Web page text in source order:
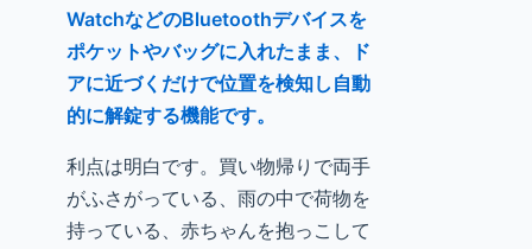
WatchなどのBluetoothデバイスを
ポケットやバッグに入れたまま、ド
アに近づくだけで位置を検知し自動
的に解錠する機能です。
利点は明白です。買い物帰りで両手
がふさがっている、雨の中で荷物を
持っている、赤ちゃんを抱っこして